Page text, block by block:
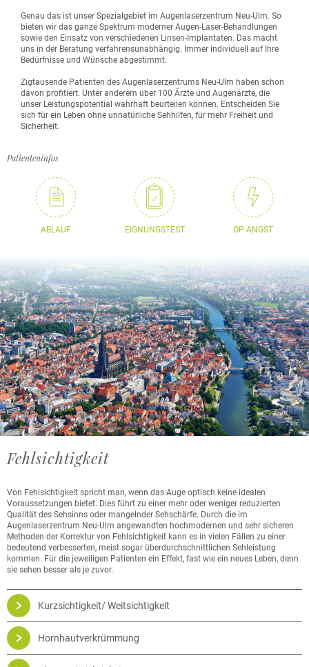
Genau das ist unser Spezialgebiet im Augenlaserzentrum Neu-Ulm. So
bieten wir das ganze Spektrum moderner Augen-Laser-Behandlungen
sowie den Einsatz von verschiedenen Linsen-Implantaten. Das macht
uns in der Beratung verfahrensunabhängig. Immer individuell auf Ihre
Bedürfnisse und Wünsche abgestimmt.
Zigtausende Patienten des Augenlaserzentrums Neu-Ulm haben schon
davon profitiert. Unter anderem über 100 Ärzte und Augenärzte, die
unser Leistungspotential wahrhaft beurteilen können. Entscheiden Sie
sich für ein Leben ohne unnatürliche Sehhilfen, für mehr Freiheit und
Sicherheit.
Patienteninfos
ABLAUF EIGNUNGSTEST OP-ANGST
Fehlsichtigkeit
Von Fehlsichtigkeit spricht man, wenn das Auge optisch keine idealen
Voraussetzungen bietet. Dies führt zu einer mehr oder weniger reduzierten
Qualität des Sehsinns oder mangelnder Sehschärfe. Durch die im
Augenlaserzentrum Neu-Ulm angewandten hochmodernen und sehr sicheren
Methoden der Korrektur von Fehlsichtigkeit kann es in vielen Fällen zu einer
bedeutend verbesserten, meist sogar überdurchschnittlichen Sehleistung
kommen. Für die jeweiligen Patienten ein Effekt, fast wie ein neues Leben, denn
sie sehen besser als je zuvor.
Kurzsichtigkeit/ Weitsichtigkeit
Hornhautverkrümmung